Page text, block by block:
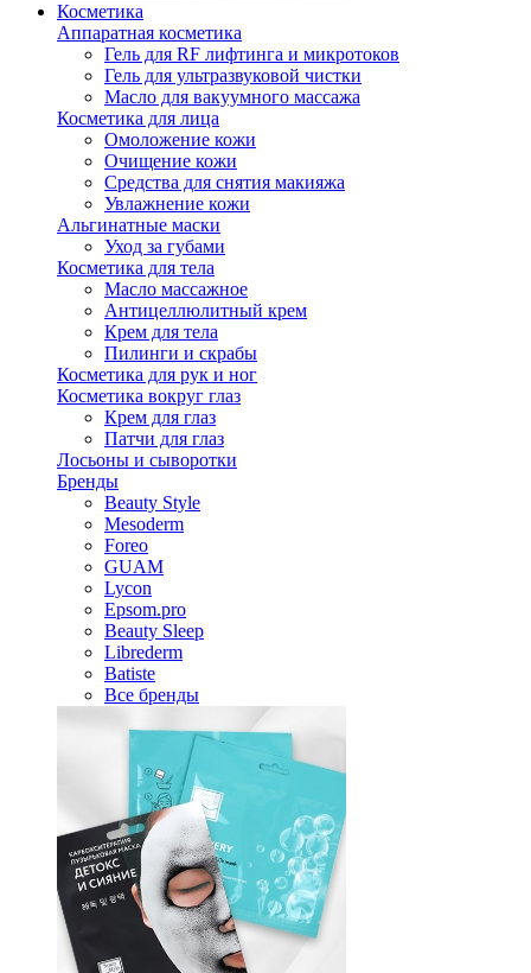
Косметика
Аппаратная косметика
Гель для RF лифтинга и микротоков
Гель для ультразвуковой чистки
Масло для вакуумного массажа
Косметика для лица
Омоложение кожи
Очищение кожи
Средства для снятия макияжа
Увлажнение кожи
Альгинатные маски
Уход за губами
Косметика для тела
Масло массажное
Антицеллюлитный крем
Крем для тела
Пилинги и скрабы
Косметика для рук и ног
Косметика вокруг глаз
Крем для глаз
Патчи для глаз
Лосьоны и сыворотки
Бренды
Beauty Style
Mesoderm
Foreo
GUAM
Lycon
Epsom.pro
Beauty Sleep
Librederm
Batiste
Все бренды